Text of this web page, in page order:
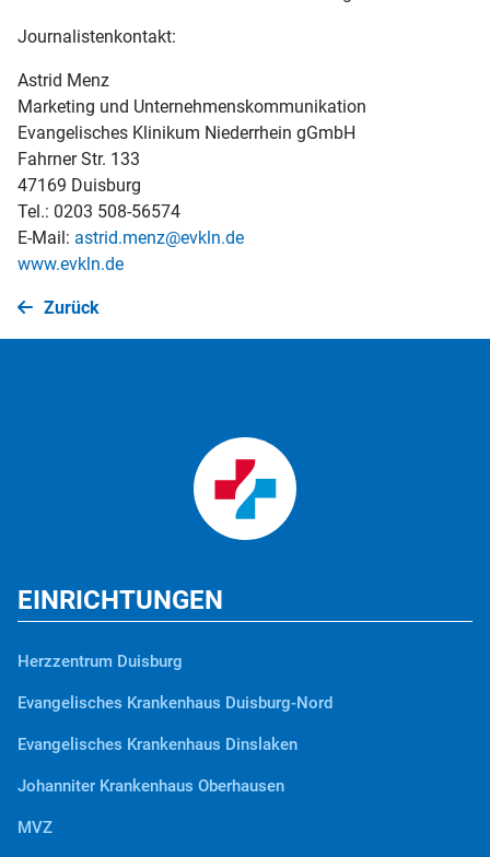
Journalistenkontakt:
Astrid Menz
Marketing und Unternehmenskommunikation
Evangelisches Klinikum Niederrhein gGmbH
Fahrner Str. 133
47169 Duisburg
Tel.: 0203 508-56574
E-Mail: astrid.menz@evkln.de
www.evkln.de
Zurück
EINRICHTUNGEN
Herzzentrum Duisburg
Evangelisches Krankenhaus Duisburg-Nord
Evangelisches Krankenhaus Dinslaken
Johanniter Krankenhaus Oberhausen
MVZ